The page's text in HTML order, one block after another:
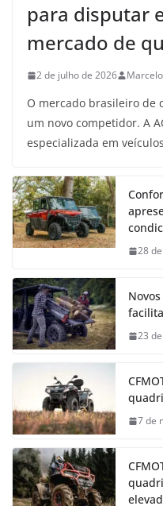
para disputar
mercado de
2 de julho de 2026
O mercado brasileiro de
um novo competidor. A
especializada em
28
23
7 de